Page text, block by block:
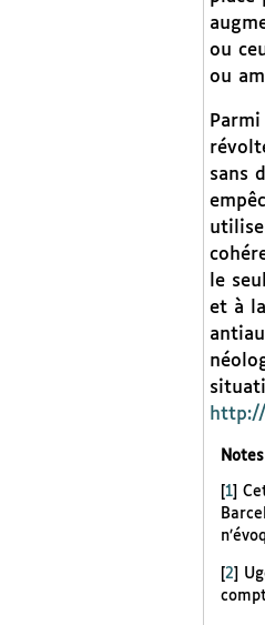
ou
ou
sans
le
et à
Notes
1]
[2]